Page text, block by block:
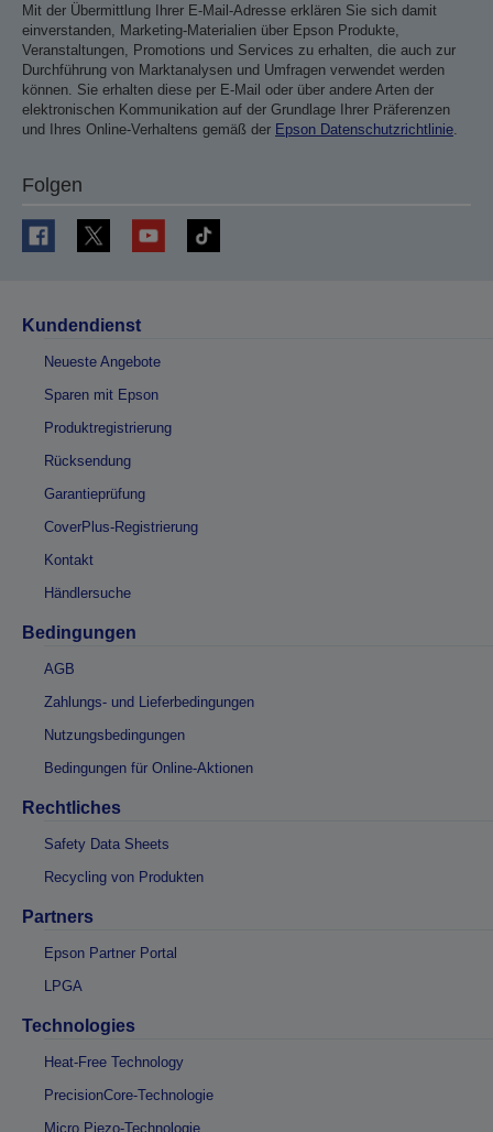
Mit der Übermittlung Ihrer E-Mail-Adresse erklären Sie sich damit
einverstanden, Marketing-Materialien über Epson Produkte,
Veranstaltungen, Promotions und Services zu erhalten, die auch zur
Durchführung von Marktanalysen und Umfragen verwendet werden
können. Sie erhalten diese per E-Mail oder über andere Arten der
elektronischen Kommunikation auf der Grundlage Ihrer Präferenzen
und Ihres Online-Verhaltens gemäß der Epson Datenschutzrichtlinie
Folgen
Kundendienst
Neueste Angebote
Sparen mit Epson
Produktregistrierung
Rücksendung
Garantieprüfung
CoverPlus-Registrierung
Kontakt
Händlersuche
Bedingungen
AGB
Zahlungs- und Lieferbedingungen
Nutzungsbedingungen
Bedingungen für Online-Aktionen
Rechtliches
Safety Data Sheets
Recycling von Produkten
Partners
Epson Partner Portal
LPGA
Technologies
Heat-Free Technology
PrecisionCore-Technologie
Micro Piezo-Technologie